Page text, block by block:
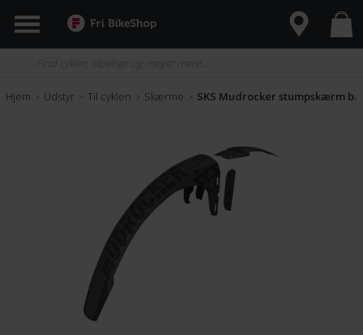
Hjem > Udstyr > Til cyklen > Skærme > SKS Mudrocker stumpskærm